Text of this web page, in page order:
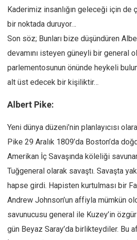
Kaderimiz insanlığın geleceği için de
bir noktada duruyor…
Son söz; Bunları bize düşündüren
devamını isteyen güneyli bir general
parlementosunun önünde heykeli
alt üst edecek bir kişiliktir…
Albert Pike:
Yeni dünya düzeni’nin planlayıcısı
Pike 29 Aralık 1809’da Boston’da
Amerikan İç Savaşında köleliği
Tuğgeneral olarak savaştı. Savaşta
hapse girdi. Hapisten kurtulması bir
Andrew Johnson’un affiyla mümkün
savunucusu general ile Kuzey’in
gün Beyaz Saray’da birlikteydiler. Bu